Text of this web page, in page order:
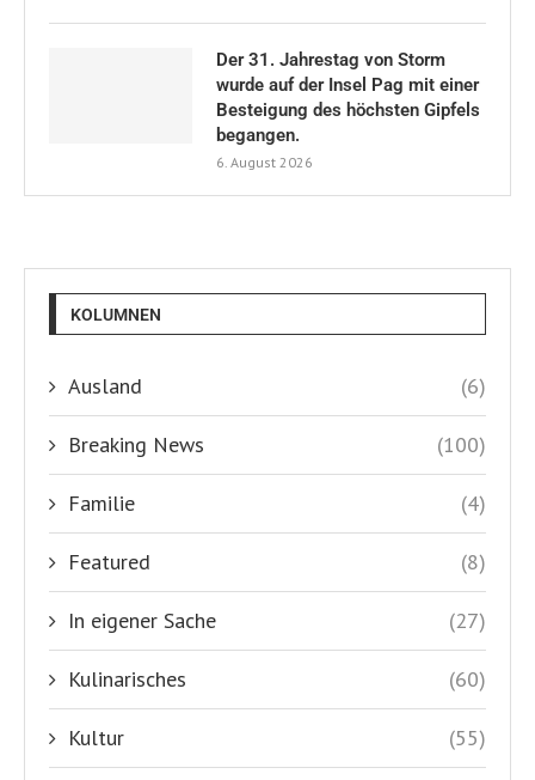
Der 31. Jahrestag von Storm
wurde auf der Insel Pag mit einer
Besteigung des höchsten Gipfels
begangen.
6. August 2026
KOLUMNEN
Ausland (6)
Breaking News (100)
Familie (4)
Featured (8)
In eigener Sache (27)
Kulinarisches (60)
Kultur (55)